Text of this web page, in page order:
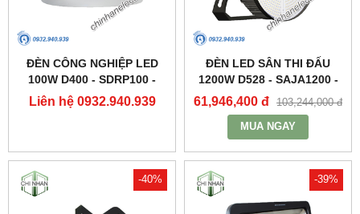
ĐÈN CÔNG NGHIỆP LED
100W D400 - SDRP100 -
DUHAL
Liên hệ 0932.940.939
ĐÈN LED SÂN THI ĐẤU
1200W D528 - SAJA1200 -
DUHAL
61,946,400 đ 103,244,000 đ
MUA NGAY
-40% -39%